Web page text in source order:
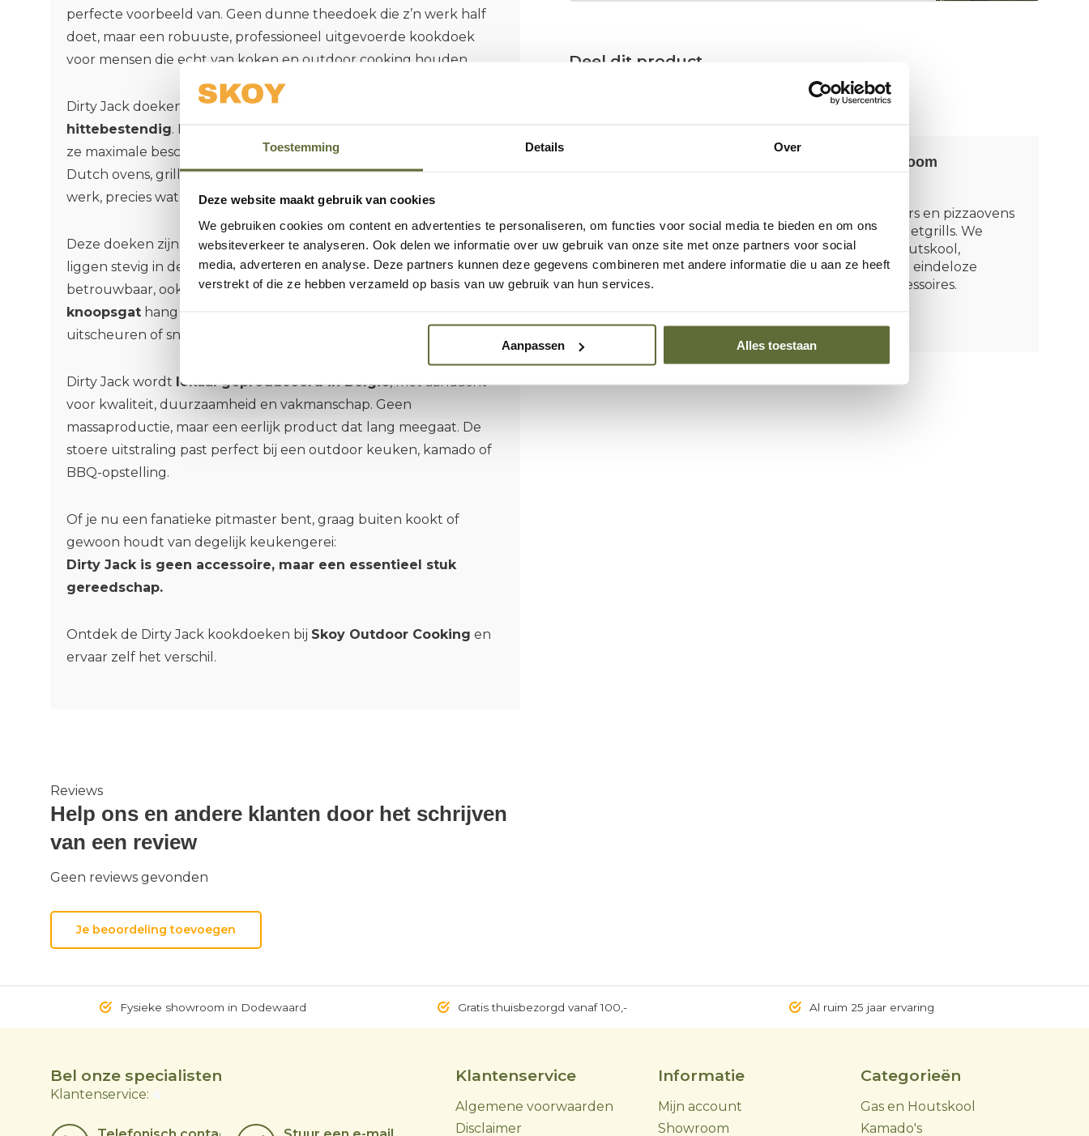
Toestemming Details Over
Deze website maakt gebruik van cookies
We gebruiken cookies om content en advertenties te personaliseren, om functies voor social media te bieden en om ons
websiteverkeer te analyseren. Ook delen we informatie over uw gebruik van onze site met onze partners voor social
media, adverteren en analyse. Deze partners kunnen deze gegevens combineren met andere informatie die u aan ze heeft
verstrekt of die ze hebben verzameld op basis van uw gebruik van hun services.
Aanpassen Alles toestaan
perfecte voorbeeld van. Geen dunne theedoek die z’n werk half
doet, maar een robuuste, professioneel uitgevoerde kookdoek
voor mensen die echt van koken en outdoor cooking houden.
Dirty Jack doeken zijndubbel geweven, extra dik en
hittebestendig. Met een gewicht van maar liefst
ze maximale bescherming bij het vastpakken van hete pannen,
Dutch ovens, grills en BBQ-roosters. Sterk genoeg voor zwaar
werk, precies wat je nodig hebt bij buiten koken en vuur.
Deze doeken zijn ontworpen met de praktijk in gedachten. Ze
liggen stevig in de hand, nemen goed vocht op en blijven
betrouwbaar, ook bij intensief gebruik. Dankzij hetsterke
knoopsgat hang je ze eenvoudig op, zonder dat lusjes
uitscheuren of snel slijten.
Dirty Jack wordt lokaal geproduceerd in België, met aandacht
voor kwaliteit, duurzaamheid en vakmanschap. Geen
massaproductie, maar een eerlijk product dat lang meegaat. De
stoere uitstraling past perfect bij een outdoor keuken, kamado of
BBQ-opstelling.
Of je nu een fanatieke pitmaster bent, graag buiten kookt of
gewoon houdt van degelijk keukengerei:
Dirty Jack is geen accessoire, maar een essentieel stuk
gereedschap.
Ontdek de Dirty Jack kookdoeken bij Skoy Outdoor Cooking en
ervaar zelf het verschil.
Deel dit product
Bezoek onze showroom
Van kamado’s, smokers en pizzaovens
tot rookovens en pelletgrills. We
leerden alles over houtskool,
rookhout, rubs én de eindeloze
wereld van BBQ-accessoires.
Vertel mij meer
Reviews
Help ons en andere klanten door het schrijven
van een review
Geen reviews gevonden
Je beoordeling toevoegen
Fysieke showroom in Dodewaard Gratis thuisbezorgd vanaf 100,- Al ruim 25 jaar ervaring
Bel onze specialisten
Klantenservice:
Klantenservice
Algemene voorwaarden
Disclaimer
Informatie
Mijn account
Showroom
Categorieën
Gas en Houtskool
Kamado's